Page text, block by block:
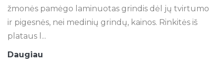
žmonės pamėgo laminuotas grindis dėl jų tvirtumo
ir pigesnės, nei medinių grindų, kainos. Rinkitės iš
plataus l...
Daugiau